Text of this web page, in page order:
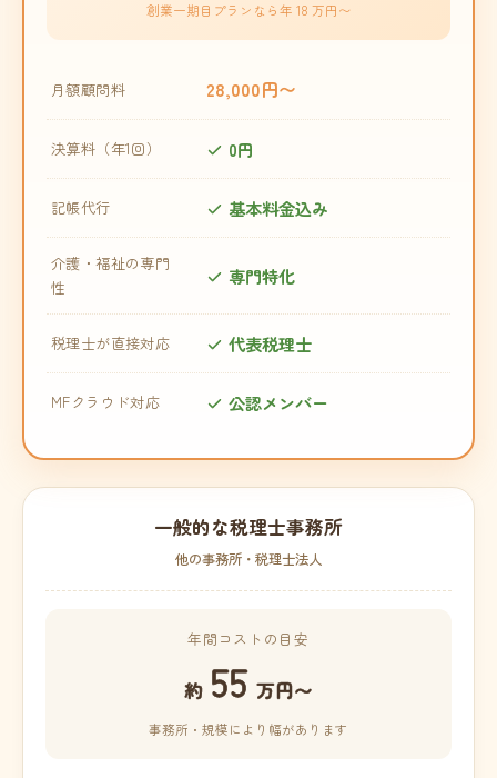
創業一期目プランなら年 18 万円〜
月額顧問料 28,000円〜
決算料（年1回） 0円
記帳代行 基本料金込み
介護・福祉の専門
性
専門特化
税理士が直接対応 代表税理士
MFクラウド対応 公認メンバー
一般的な税理士事務所
他の事務所・税理士法人
年間コストの目安
約 55 万円〜
事務所・規模により幅があります